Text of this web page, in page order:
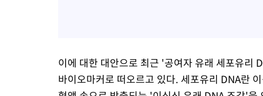
이에 대한 대안으로 최근 '공여자 유래 세포유
바이오마커로 떠오르고 있다. 세포유리 DNA란